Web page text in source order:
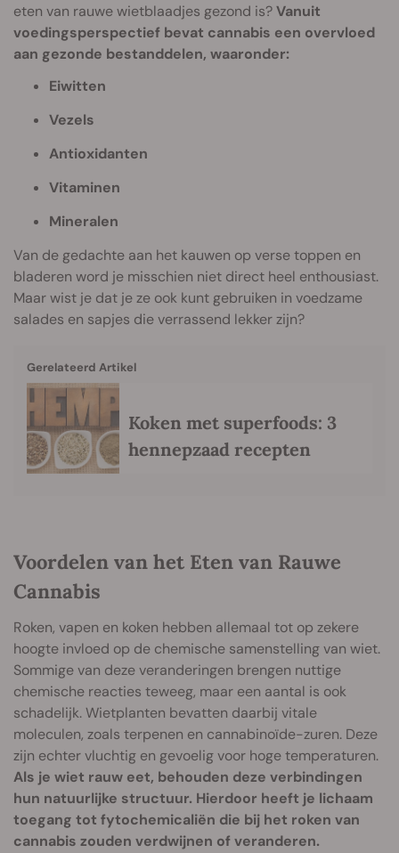
eten van rauwe wietblaadjes gezond is?Vanuit
voedingsperspectief bevat cannabis een overvloed
aan gezonde bestanddelen, waaronder:
Eiwitten
Vezels
Antioxidanten
Vitaminen
Mineralen
Van de gedachte aan het kauwen op verse toppen en
bladeren word je misschien niet direct heel enthousiast.
Maar wist je dat je ze ook kunt gebruiken in voedzame
salades en sapjes die verrassend lekker zijn?
Gerelateerd Artikel
Koken met superfoods: 3
hennepzaad recepten
Voordelen van het Eten van Rauwe
Cannabis
Roken, vapen en koken hebben allemaal tot op zekere
hoogte invloed op de chemische samenstelling van wiet.
Sommige van deze veranderingen brengen nuttige
chemische reacties teweeg, maar een aantal is ook
schadelijk. Wietplanten bevatten daarbij vitale
moleculen, zoals terpenen en cannabinoïde-zuren. Deze
zijn echter vluchtig en gevoelig voor hoge temperaturen.
Als je wiet rauw eet, behouden deze verbindingen
hun natuurlijke structuur. Hierdoor heeft je lichaam
toegang tot fytochemicaliën die bij het roken van
cannabis zouden verdwijnen of veranderen.